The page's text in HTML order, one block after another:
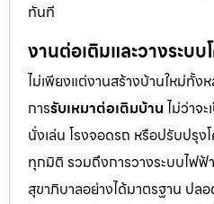
ทันที
งานต่อเติมและวางระบบ
ไม่เพียงแต่งานสร้างบ้านใหม่ทั้ง
การรับเหมาต่อเติมบ้าน ไม่ว่าจ
นั่งเล่น โรงจอดรถ หรือปรับปรุง
ทุกมิติ รวมถึงการวางระบบไฟฟ้
สุขาภิบาลอย่างได้มาตรฐาน ปล